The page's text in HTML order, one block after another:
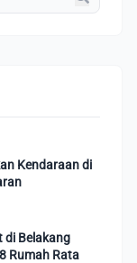
Kendaraan di
di Belakang
Rumah Rata